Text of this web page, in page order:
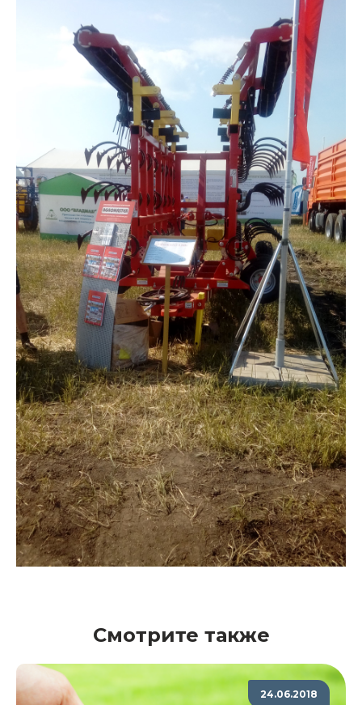
Смотрите также
24.06.2018